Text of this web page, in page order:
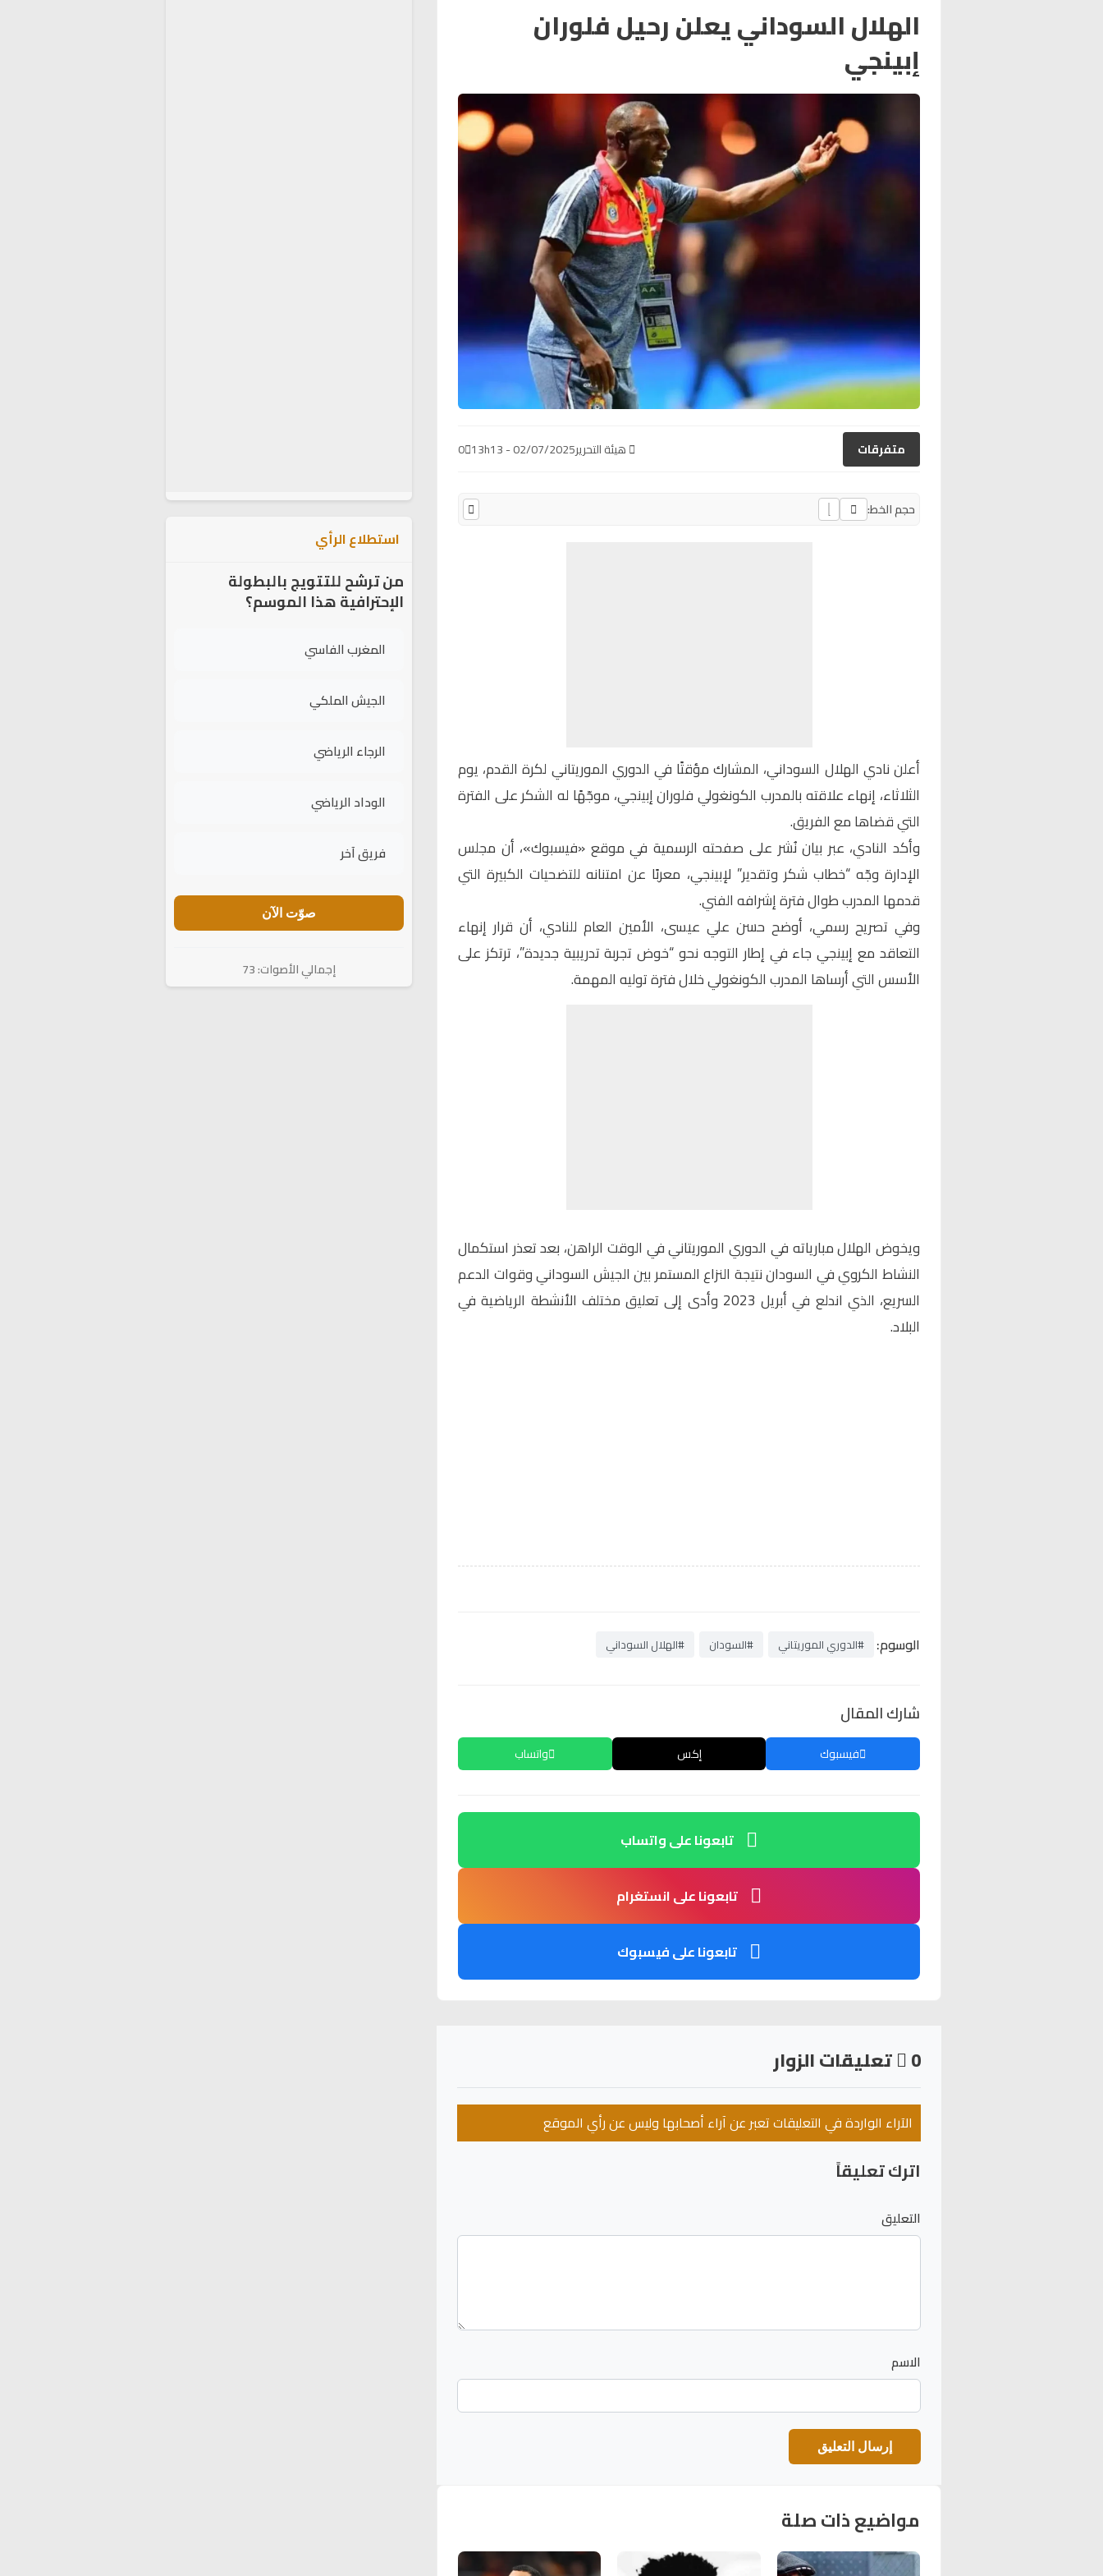
الهلال السوداني يعلن رحيل فلوران
إبينجي
متفرقات هيئة التحرير02/07/2025 - 13h13
0
حجم الخط:
أعلن نادي الهلال السوداني، المشارك مؤقتًا في الدوري الموريتاني لكرة القدم، يوم
الثلاثاء، إنهاء علاقته بالمدرب الكونغولي فلوران إبينجي، موجّهًا له الشكر على الفترة
التي قضاها مع الفريق.
وأكد النادي، عبر بيان نُشر على صفحته الرسمية في موقع «فيسبوك»، أن مجلس
الإدارة وجّه “خطاب شكر وتقدير” لإبينجي، معربًا عن امتنانه للتضحيات الكبيرة التي
قدمها المدرب طوال فترة إشرافه الفني.
وفي تصريح رسمي، أوضح حسن علي عيسى، الأمين العام للنادي، أن قرار إنهاء
التعاقد مع إبينجي جاء في إطار التوجه نحو “خوض تجربة تدريبية جديدة”، ترتكز على
الأسس التي أرساها المدرب الكونغولي خلال فترة توليه المهمة.
ويخوض الهلال مبارياته في الدوري الموريتاني في الوقت الراهن، بعد تعذر استكمال
النشاط الكروي في السودان نتيجة النزاع المستمر بين الجيش السوداني وقوات الدعم
السريع، الذي اندلع في أبريل 2023 وأدى إلى تعليق مختلف الأنشطة الرياضية في
البلاد.
الوسوم: #الدوري الموريتاني #السودان #الهلال السوداني
شارك المقال
فيسبوك إكس واتساب
تابعونا على واتساب
تابعونا على انستغرام
تابعونا على فيسبوك
0 تعليقات الزوار
الآراء الواردة في التعليقات تعبر عن آراء أصحابها وليس عن رأي الموقع
اترك تعليقاً
التعليق
الاسم
مواضيع ذات صلة
استطلاع الرأي
من ترشح للتتويج بالبطولة
الإحترافية هذا الموسم؟
المغرب الفاسي
الجيش الملكي
الرجاء الرياضي
الوداد الرياضي
فريق آخر
صوّت الآن
إجمالي الأصوات: 73